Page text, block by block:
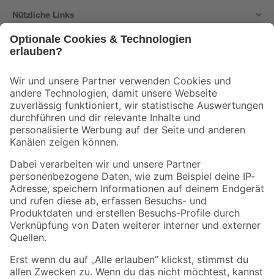
Nützliche Links
Der toom Newsletter: Keine Angebote und Aktionen mehr verpassen!
Zur Newsletter Anmeldung
Folge uns
Zahlungsarten Versandarten
Sicher einkaufen